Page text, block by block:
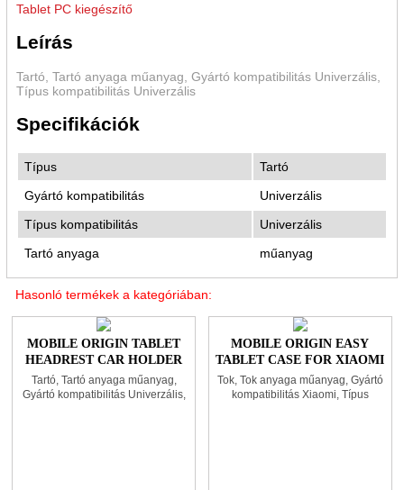
Tablet PC kiegészítő
Leírás
Tartó, Tartó anyaga műanyag, Gyártó kompatibilitás Univerzális,
Típus kompatibilitás Univerzális
Specifikációk
Típus
Tartó
Gyártó kompatibilitás
Univerzális
Típus kompatibilitás
Univerzális
Tartó anyaga
műanyag
Hasonló termékek a kategóriában:
MOBILE ORIGIN TABLET
HEADREST CAR HOLDER
MO5
Tartó, Tartó anyaga műanyag,
Gyártó kompatibilitás Univerzális,
MOBILE ORIGIN EASY
TABLET CASE FOR XIAOMI
PAD 7S PRO TRANSPARENT
Tok, Tok anyaga műanyag, Gyártó
kompatibilitás Xiaomi, Típus